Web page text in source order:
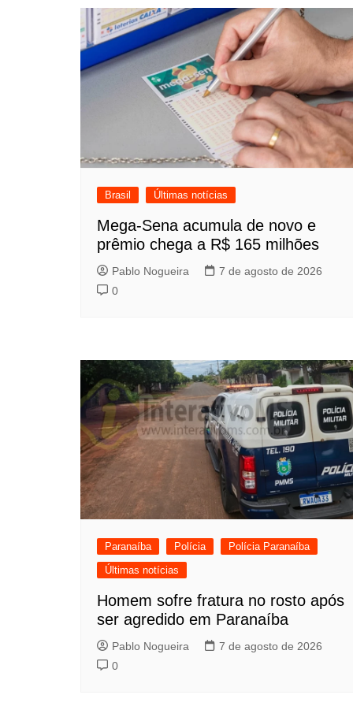
Post
Brasil Últimas notícias
Mega-Sena acumula de novo e
prêmio chega a R$ 165 milhões
Pablo Nogueira
7 de agosto de 2026
0
Paranaíba Polícia
Polícia Paranaíba
Últimas notícias
Homem sofre fratura no rosto após
ser agredido em Paranaíba
Pablo Nogueira
7 de agosto de 2026
0